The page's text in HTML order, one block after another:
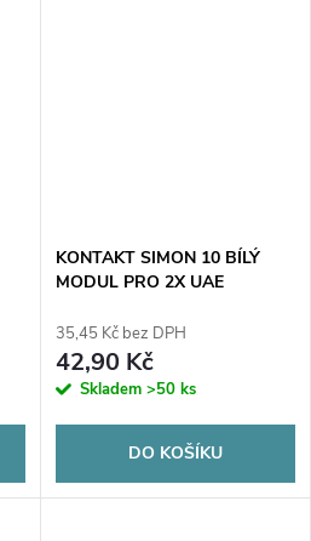
KONTAKT SIMON 10 BÍLÝ
MODUL PRO 2X UAE
CKP2.01/11
35,45 Kč bez DPH
42,90 Kč
Skladem >50 ks
DO KOŠÍKU